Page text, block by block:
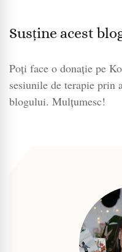
Susține acest
Poți face o donație pe
sesiunile de terapie prin
blogului. Mulțumesc!